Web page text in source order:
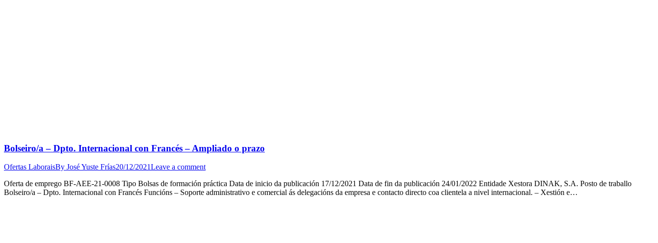
Bolseiro/a – Dpto. Internacional con Francés – Ampliado o prazo
Ofertas LaboraisBy José Yuste Frías20/12/2021Leave a comment
Oferta de emprego BF-AEE-21-0008 Tipo Bolsas de formación práctica Data de inicio da publicación 17/12/2021 Data de fin da publicación 24/01/2022 Entidade Xestora DINAK, S.A. Posto de traballo
Bolseiro/a – Dpto. Internacional con Francés Funcións – Soporte administrativo e comercial ás delegacións da empresa e contacto directo coa clientela a nivel internacional. – Xestión e…